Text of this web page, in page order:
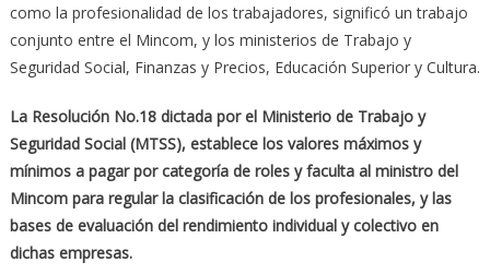
como la profesionalidad de los trabajadores, significó un trabajo
conjunto entre el Mincom, y los ministerios de Trabajo y
Seguridad Social, Finanzas y Precios, Educación Superior y Cultura.
La Resolución No.18 dictada por el Ministerio de Trabajo y
Seguridad Social (MTSS), establece los valores máximos y
mínimos a pagar por categoría de roles y faculta al ministro del
Mincom para regular la clasificación de los profesionales, y las
bases de evaluación del rendimiento individual y colectivo en
dichas empresas.